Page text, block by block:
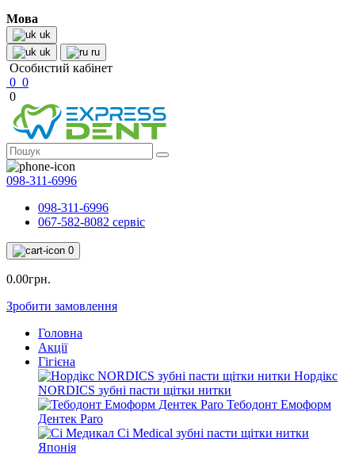
Мова
uk
uk
ru
Особистий кабінет
0 0
0
098-311-6996
098-311-6996
067-582-8082 сервіс
0
0.00грн.
Зробити замовлення
Головна
Акції
Гігієна
Нордікс
NORDICS зубні пасти щітки нитки
Тебодонт Емоформ
Дентек Paro